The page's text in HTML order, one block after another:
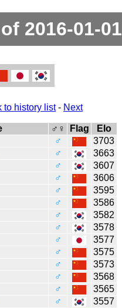
2016-01-01
to history list- Next
♂♀ Flag
Elo
♂
3703
♂
3663
♂
3607
♂
3606
♂
3595
♂
3586
♂
3582
♂
3578
♂
3577
♂
3575
♂
3573
♂
3568
♂
3565
♂
3557